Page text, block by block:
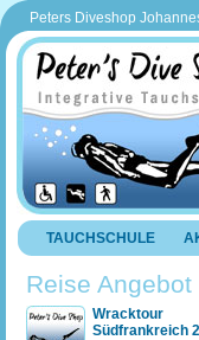
Peters Diveshop
TAUCHSCHULE
Reise Angebot
Wracktour
Südfrankreich